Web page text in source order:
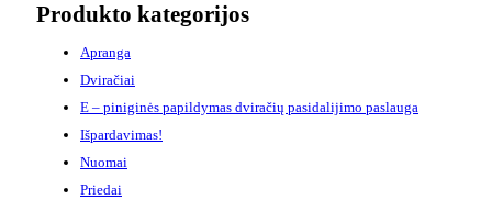
Produkto kategorijos
Apranga
Dviračiai
E – piniginės papildymas dviračių pasidalijimo paslauga
Išpardavimas!
Nuomai
Priedai